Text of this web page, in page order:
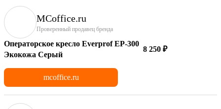
MCoffice.ru
Проверенный продавец бренда
Операторское кресло Everprof EP-300
Экокожа Серый
8 250 ₽
mcoffice.ru